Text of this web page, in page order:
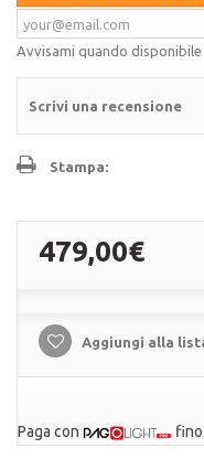
Avvisami quando disponibile
Scrivi una recensione
Stampa:
479,00€
Aggiungi alla
Paga con fino